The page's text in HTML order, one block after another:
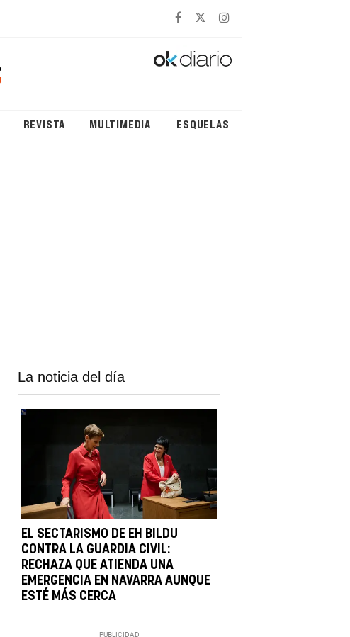
REVISTA MULTIMEDIA ESQUELAS
La noticia del día
EL SECTARISMO DE EH BILDU
CONTRA LA GUARDIA CIVIL:
RECHAZA QUE ATIENDA UNA
EMERGENCIA EN NAVARRA AUNQUE
ESTÉ MÁS CERCA